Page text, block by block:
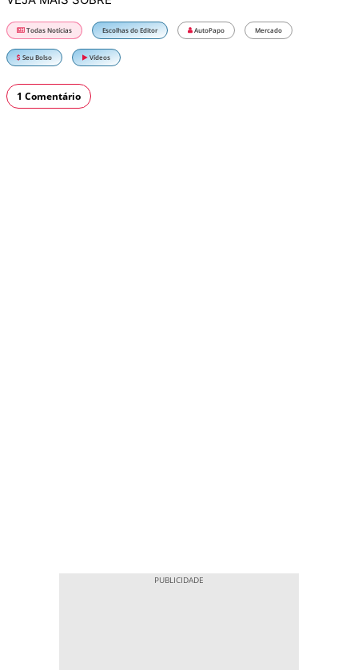
Todas Notícias Escolhas do Editor AutoPapo Mercado
Seu Bolso Vídeos
1 Comentário